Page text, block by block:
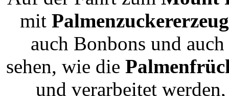
mit
auch Bonbons und auch
sehen, wie die
und verarbeitet